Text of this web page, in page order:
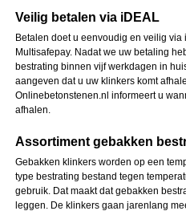
Veilig betalen via iDEAL
Betalen doet u eenvoudig en veilig
Multisafepay. Nadat we uw betaling
bestrating binnen vijf werkdagen in
aangeven dat u uw klinkers komt
Onlinebetonstenen.nl informeert u
afhalen.
Assortiment gebakken
Gebakken klinkers worden op een
type bestrating bestand tegen
gebruik. Dat maakt dat gebakken
leggen. De klinkers gaan jarenlang